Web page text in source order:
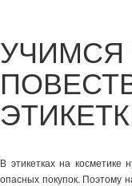
УЧИМСЯ
В этикетках на косметике
опасных покупок. Поэтому